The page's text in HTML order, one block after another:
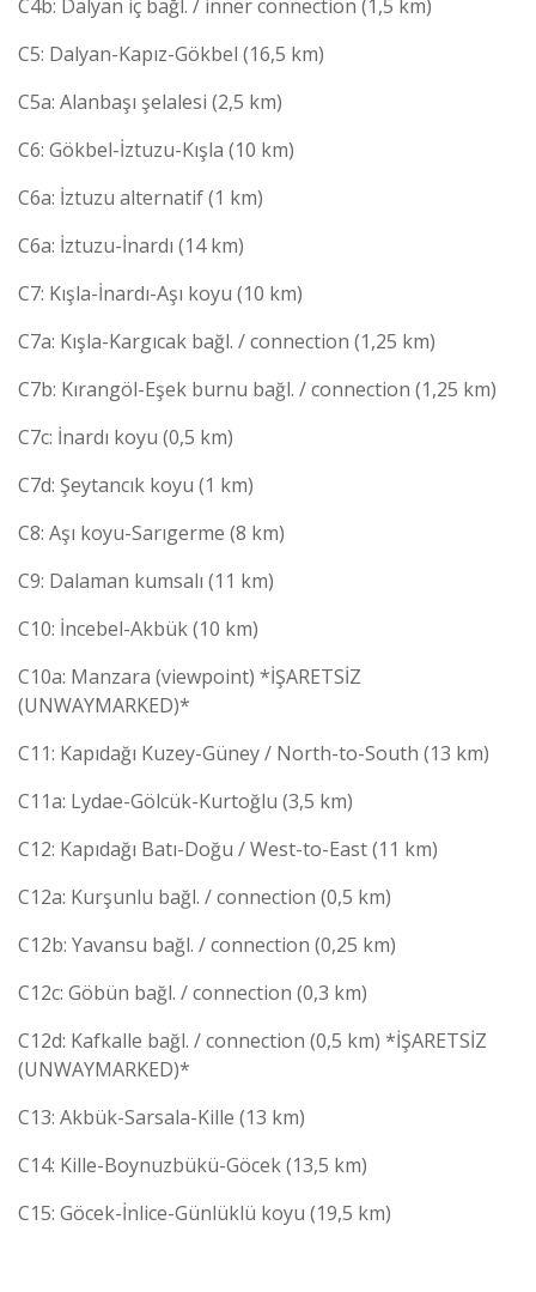
C4b: Dalyan iç bağl. / inner connection (1,5 km)
C5: Dalyan-Kapız-Gökbel (16,5 km)
C5a: Alanbaşı şelalesi (2,5 km)
C6: Gökbel-İztuzu-Kışla (10 km)
C6a: İztuzu alternatif (1 km)
C6a: İztuzu-İnardı (14 km)
C7: Kışla-İnardı-Aşı koyu (10 km)
C7a: Kışla-Kargıcak bağl. / connection (1,25 km)
C7b: Kırangöl-Eşek burnu bağl. / connection (1,25 km)
C7c: İnardı koyu (0,5 km)
C7d: Şeytancık koyu (1 km)
C8: Aşı koyu-Sarıgerme (8 km)
C9: Dalaman kumsalı (11 km)
C10: İncebel-Akbük (10 km)
C10a: Manzara (viewpoint) *İŞARETSİZ
(UNWAYMARKED)*
C11: Kapıdağı Kuzey-Güney / North-to-South (13 km)
C11a: Lydae-Gölcük-Kurtoğlu (3,5 km)
C12: Kapıdağı Batı-Doğu / West-to-East (11 km)
C12a: Kurşunlu bağl. / connection (0,5 km)
C12b: Yavansu bağl. / connection (0,25 km)
C12c: Göbün bağl. / connection (0,3 km)
C12d: Kafkalle bağl. / connection (0,5 km) *İŞARETSİZ
(UNWAYMARKED)*
C13: Akbük-Sarsala-Kille (13 km)
C14: Kille-Boynuzbükü-Göcek (13,5 km)
C15: Göcek-İnlice-Günlüklü koyu (19,5 km)